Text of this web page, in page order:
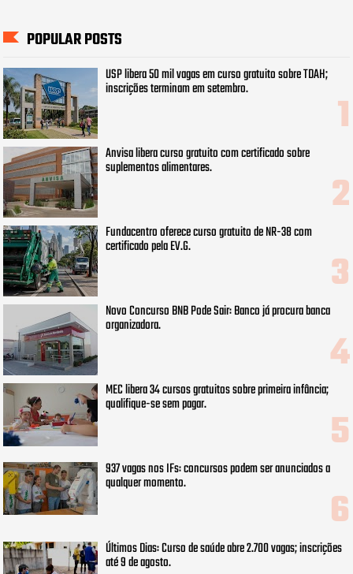
POPULAR POSTS
USP libera 50 mil vagas em curso gratuito sobre TDAH;
inscrições terminam em setembro.
Anvisa libera curso gratuito com certificado sobre
suplementos alimentares.
Fundacentro oferece curso gratuito de NR-38 com
certificado pela EV.G.
Novo Concurso BNB Pode Sair: Banco já procura banca
organizadora.
MEC libera 34 cursos gratuitos sobre primeira infância;
qualifique-se sem pagar.
937 vagas nos IFs: concursos podem ser anunciados a
qualquer momento.
Últimos Dias: Curso de saúde abre 2.700 vagas; inscrições
até 9 de agosto.